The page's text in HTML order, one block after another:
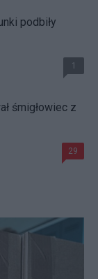
podbiły
1
śmigłowiec z
29